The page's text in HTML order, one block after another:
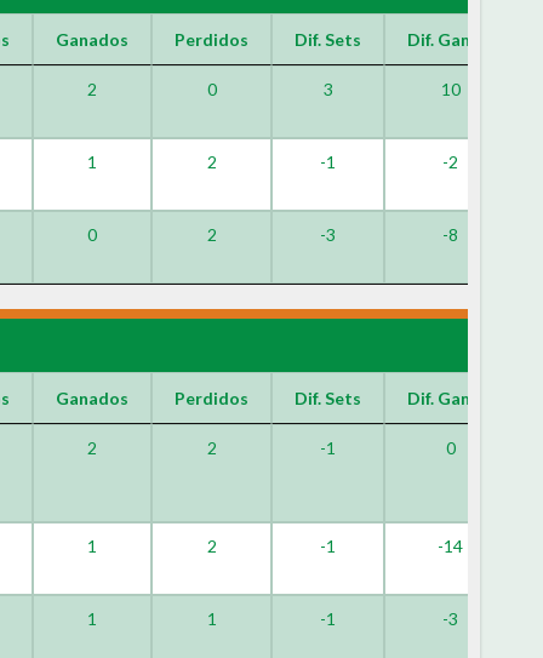
Ganados Perdidos Dif. Sets Dif. Games
2 0 3 10
1 2 -1 -2
0 2 -3 -8
Ganados Perdidos Dif. Sets Dif. Games
2 2 -1 0
1 2 -1 -14
1 1 -1 -3